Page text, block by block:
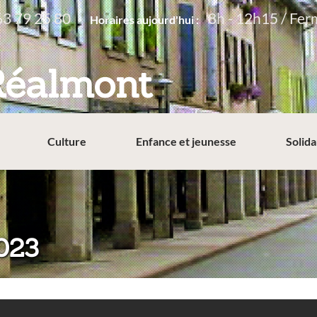
79 25 80 Horaires aujourd'hui : 8h - 12h15 /
Culture Enfance et jeunesse